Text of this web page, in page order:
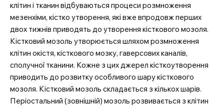
клітин і тканин відбуваються процеси розмноження
мезенхіми, кістко утворення, які вже впродовж перших
двох тижнів приводять до утворення кісткового мозоля.
Кістковий мозоль утворюється шляхом розмноження
клітин окістя, кісткового мозку, гаверсових каналів,
сполучної тканини. Кожне з цих джерел кісткоутворення
приводить до розвитку особливого шару кісткового
мозоля. Кістковий мозоль складається з кількох шарів.
Періостальний (зовнішній) мозоль розвивається з клітин